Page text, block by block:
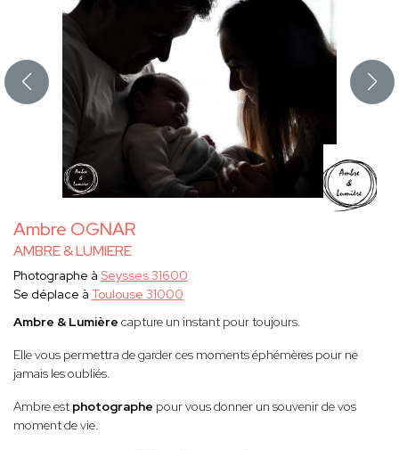
Ambre OGNAR
AMBRE & LUMIERE
Photographe à Seysses 31600
Se déplace à Toulouse 31000
Ambre & Lumière capture un instant pour toujours.
Elle vous permettra de garder ces moments éphémères pour ne
jamais les oubliés.
Ambre est photographe pour vous donner un souvenir de vos
moment de vie.